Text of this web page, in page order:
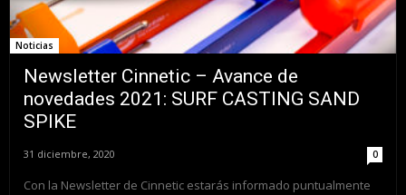
Noticias
Newsletter Cinnetic – Avance de
novedades 2021: SURF CASTING SAND
SPIKE
31 diciembre, 2020 0
Con la Newsletter de Cinnetic estarás informado puntualmente